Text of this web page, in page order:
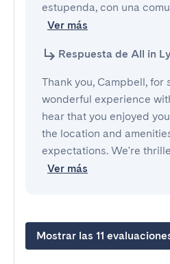
estupenda, con una
Ver más
Respuesta de All in
Thank you, Campbell, for
wonderful experience
hear that you enjoyed
the location and
expectations. We're
Ver más
Mostrar las 11